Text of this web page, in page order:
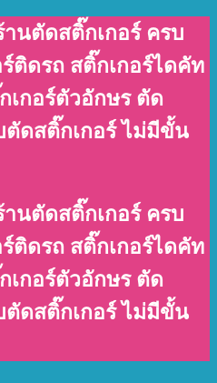
นตัดสติ๊กเกอร์ ครบ
ติดรถ สติ๊กเกอร์ไดคัท
เกอร์ตัวอักษร ตัด
ตัดสติ๊กเกอร์ ไม่มีขั้น
นตัดสติ๊กเกอร์ ครบ
ติดรถ สติ๊กเกอร์ไดคัท
เกอร์ตัวอักษร ตัด
ตัดสติ๊กเกอร์ ไม่มีขั้น